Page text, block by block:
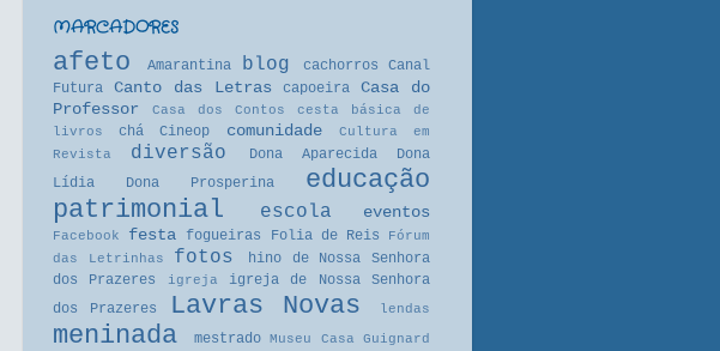
MARCADORES
afeto Amarantina blog cachorros
Canal
Futura
Canto das Letras capoeira
Casa do
Professor
Casa dos Contos
cesta básica de
livros
chá Cineop comunidade
Cultura em
Revista
diversão Dona Aparecida
Dona
Lídia
Dona Prosperina
educação
patrimonial
escola eventos
Facebook festa fogueiras Folia de Reis
Fórum
das Letrinhas
fotos
hino de Nossa Senhora
dos Prazeres
igreja
igreja de Nossa Senhora
dos Prazeres
Lavras Novas lendas
meninada mestrado Museu Casa Guignard